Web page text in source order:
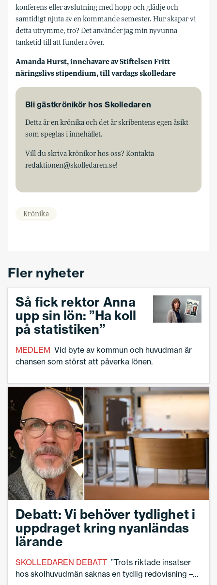
konferens eller avslutning med hopp och glädje och
samtidigt njuta av en kommande semester. Hur skapar vi
detta utrymme, tro? Det använder jag min nyvunna
tanketid till att fundera över.
Amanda Hurst, innehavare av Stiftelsen Fritt
näringslivs stipendium, till vardags skolledare
Bli gästkrönikör hos Skolledaren
Detta är en krönika och det är skribentens egen åsikt
som speglas i innehållet.
Vill du skriva krönikor hos oss? Kontakta
redaktionen@skolledaren.se!
Krönika
Fler nyheter
Så fick rektor Anna
upp sin lön: ”Ha koll
på statistiken”
MEDLEM Vid byte av kommun och huvudman är
chansen som störst att påverka lönen.
Debatt: Vi behöver tydlighet i
uppdraget kring nyanländas
lärande
SKOLLEDAREN DEBATT ”Trots riktade insatser
hos skolhuvudmän saknas en tydlig redovisning –